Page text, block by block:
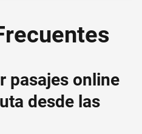
pasajes online
desde las